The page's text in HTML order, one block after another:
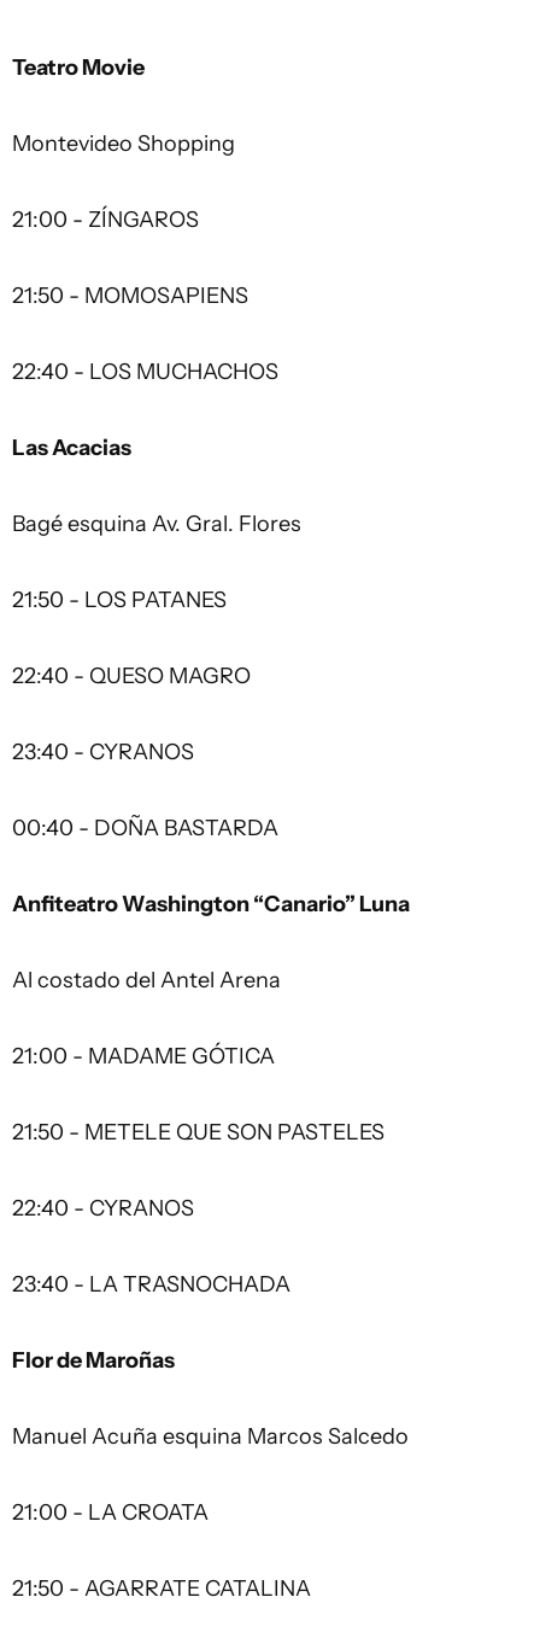
Teatro Movie
Montevideo Shopping
21:00 - ZÍNGAROS
21:50 - MOMOSAPIENS
22:40 - LOS MUCHACHOS
Las Acacias
Bagé esquina Av. Gral. Flores
21:50 - LOS PATANES
22:40 - QUESO MAGRO
23:40 - CYRANOS
00:40 - DOÑA BASTARDA
Anfiteatro Washington “Canario” Luna
Al costado del Antel Arena
21:00 - MADAME GÓTICA
21:50 - METELE QUE SON PASTELES
22:40 - CYRANOS
23:40 - LA TRASNOCHADA
Flor de Maroñas
Manuel Acuña esquina Marcos Salcedo
21:00 - LA CROATA
21:50 - AGARRATE CATALINA